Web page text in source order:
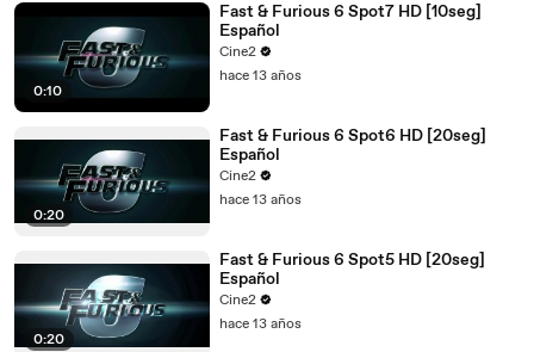
0:10
Fast & Furious 6 Spot7 HD [10seg]
Español
Cine2
hace 13 años
0:20
Fast & Furious 6 Spot6 HD [20seg]
Español
Cine2
hace 13 años
0:20
Fast & Furious 6 Spot5 HD [20seg]
Español
Cine2
hace 13 años